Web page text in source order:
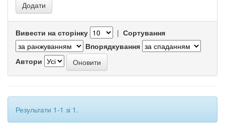
Вивести на сторінку | Сортування
Впорядкування
Автори
Результати 1-1 зі 1.